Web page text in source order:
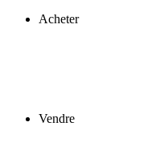
Acheter
Vendre